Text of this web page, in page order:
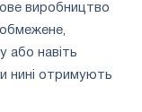
виробництво
або навіть
нині отримують